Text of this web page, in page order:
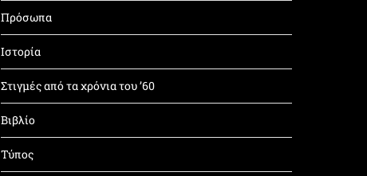
Πρόσωπα
Ιστορία
Στιγμές από τα χρόνια του ’60
Βιβλίο
Τύπος